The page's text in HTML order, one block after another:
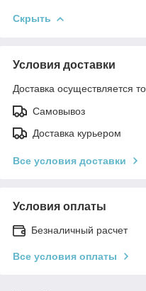
Скрыть
Условия доставки
Доставка осуществляется
Самовывоз
Доставка курьером
Все условия доставки
Условия оплаты
Безналичный расчет
Все условия оплаты